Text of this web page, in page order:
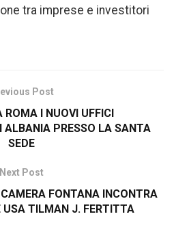
tra imprese e investitori
Post
ROMA I NUOVI UFFICI
ALBANIA PRESSO LA SANTA
SEDE
Next Post
FONTANA INCONTRA
USA TILMAN J. FERTITTA